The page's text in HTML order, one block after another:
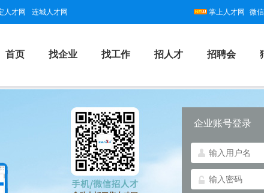
人才网 连城人才网 掌上人才网 微
首页 找企业 找工作 招人才 招聘会
企业账号登录